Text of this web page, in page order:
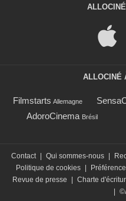
ALLOCINÉ
Filmstarts Allemagne
AdoroCinema Brésil
Contact | Qui sommes-nous |
Politique de cookies |
Revue de presse
| Charte
|